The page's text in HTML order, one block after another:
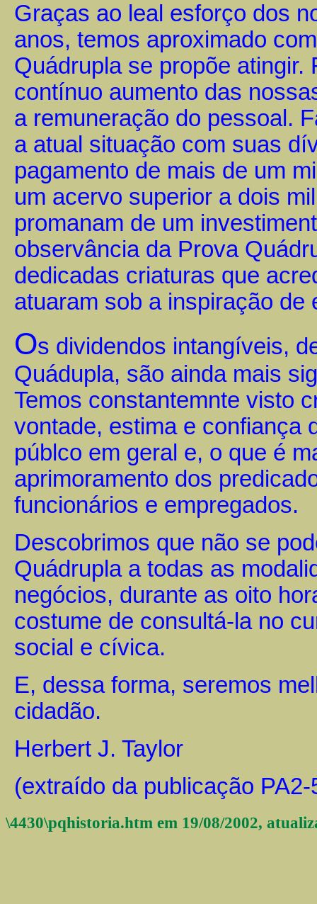
Graças ao leal esforço dos
anos, temos aproximado
Quádrupla se propõe
contínuo aumento das
a remuneração do pessoal.
a atual situação com suas
pagamento de mais de um
um acervo superior a dois
promanam de um
observância da Prova
dedicadas criaturas que
atuaram sob a inspiração de
Os dividendos intangíveis,
Quádupla, são ainda mais
Temos constantemnte visto
vontade, estima e confiança
públco em geral e, o que é
aprimoramento dos
funcionários e empregados.
Descobrimos que não se
Quádrupla a todas as
negócios, durante as oito
costume de consultá-la no
social e cívica.
E, dessa forma, seremos
cidadão.
Herbert J. Taylor
(extraído da publicação
\4430\pqhistoria.htm em 19/08/2002,